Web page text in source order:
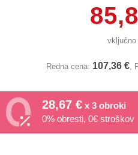
Redna cena: 107,36 €,
28,67 € x 3 obroki
0% obresti, 0€ stroškov